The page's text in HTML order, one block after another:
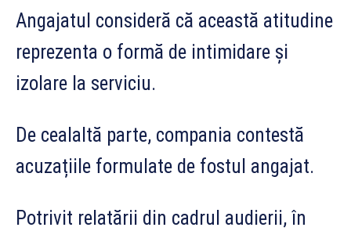
Angajatul consideră că această atitudine
reprezenta o formă de intimidare și
izolare la serviciu.
De cealaltă parte, compania contestă
acuzațiile formulate de fostul angajat.
Potrivit relatării din cadrul audierii, în